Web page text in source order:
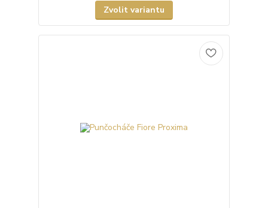
Zvolit variantu